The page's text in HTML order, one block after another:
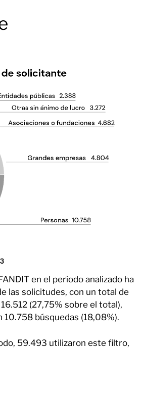
en el periodo analizado ha
las solicitudes, con un total de
(27,75% sobre el total),
búsquedas (18,08%).
59.493 utilizaron este filtro,